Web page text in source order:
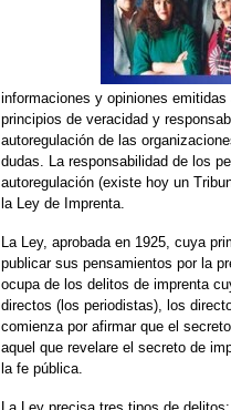
informaciones y opiniones
principios de veracidad y
autoregulación de las
dudas. La responsabilidad de los
autoregulación (existe hoy un
la Ley de Imprenta.
La Ley, aprobada en 1925, cuya
publicar sus pensamientos por la
ocupa de los delitos de imprenta
directos (los periodistas), los
comienza por afirmar que el
aquel que revelare el secreto de
la fe pública.